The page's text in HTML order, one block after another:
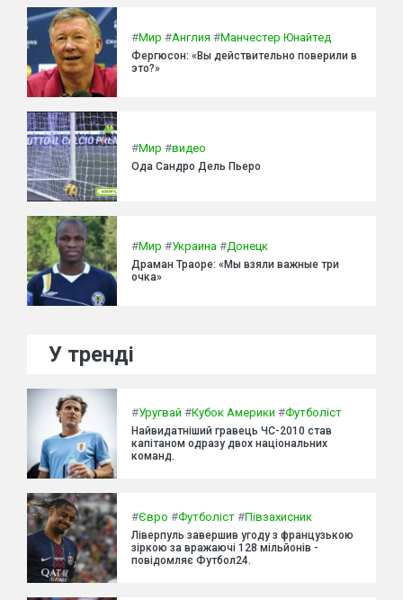
#Мир #Англия #Манчестер Юнайтед
Фергюсон: «Вы действительно поверили в
это?»
#Мир #видео
Ода Сандро Дель Пьеро
#Мир #Украина #Донецк
Драман Траоре: «Мы взяли важные три
очка»
У тренді
#Уругвай #Кубок Америки #Футболіст
Найвидатніший гравець ЧС-2010 став
капітаном одразу двох національних
команд.
#Євро #Футболіст #Півзахисник
Ліверпуль завершив угоду з французькою
зіркою за вражаючі 128 мільйонів -
повідомляє Футбол24.